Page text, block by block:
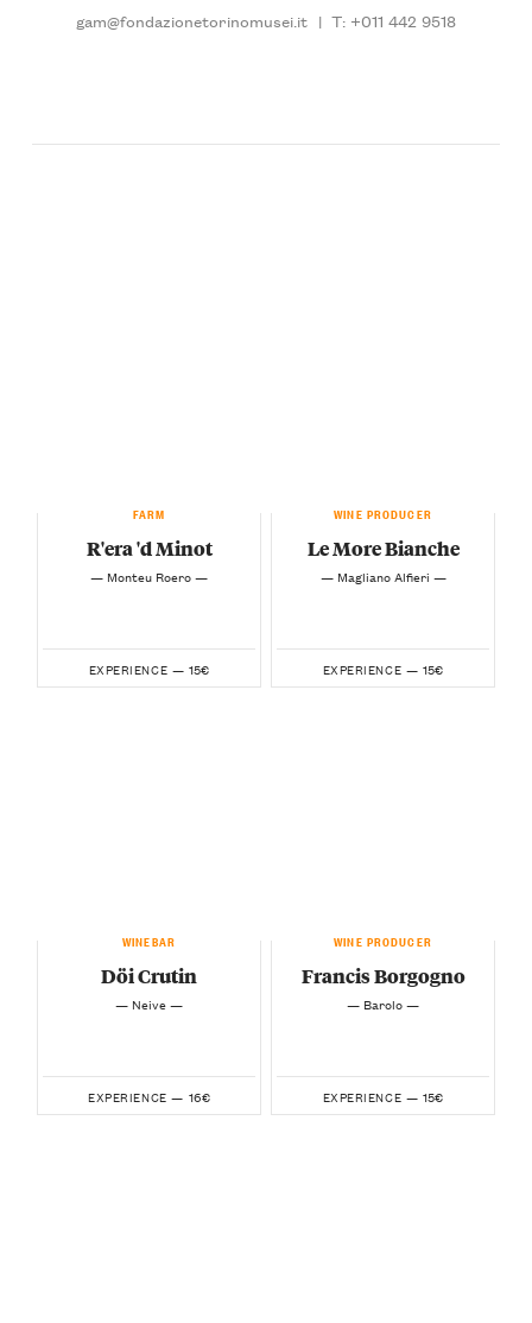
gam@fondazionetorinomusei.it | T: +011 442 9518
FARM
R'era 'd Minot
— Monteu Roero —
EXPERIENCE — 15€
WINE PRODUCER
Le More Bianche
— Magliano Alfieri —
EXPERIENCE — 15€
WINEBAR
Döi Crutin
— Neive —
EXPERIENCE — 16€
WINE PRODUCER
Francis Borgogno
— Barolo —
EXPERIENCE — 15€